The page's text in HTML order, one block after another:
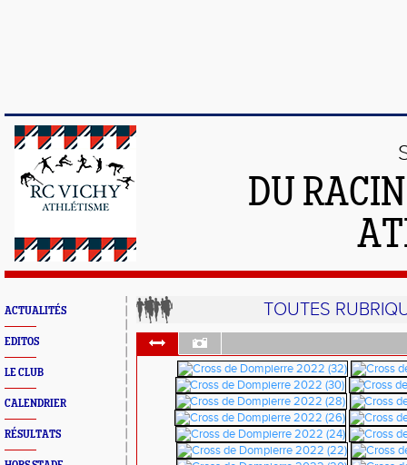
DU
ACTUALITÉS
EDITOS
LE CLUB
CALENDRIER
RÉSULTATS
TOUTES